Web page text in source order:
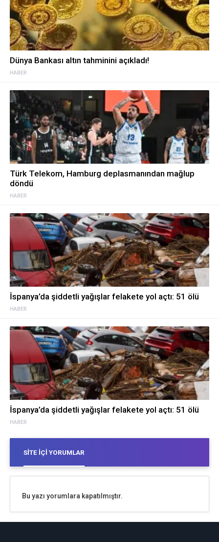
HABER
Dünya Bankası altın tahminini açıkladı!
HABER
Türk Telekom, Hamburg deplasmanından mağlup
döndü
HABER
İspanya’da şiddetli yağışlar felakete yol açtı: 51 ölü
HABER
İspanya’da şiddetli yağışlar felakete yol açtı: 51 ölü
SITE İÇI YORUMLAR
Bu yazı yorumlara kapatılmıştır.